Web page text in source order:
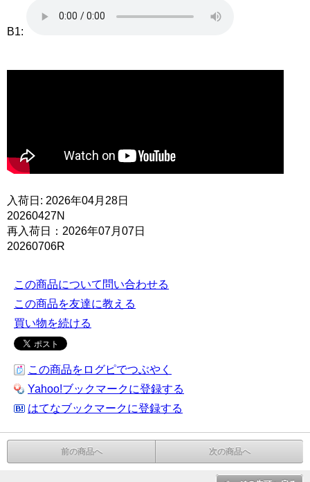
B1:
入荷日: 2026年04月28日
20260427N
再入荷日：2026年07月07日
20260706R
この商品について問い合わせる
この商品を友達に教える
買い物を続ける
この商品をログピでつぶやく
Yahoo!ブックマークに登録する
はてなブックマークに登録する
前の商品へ 次の商品へ